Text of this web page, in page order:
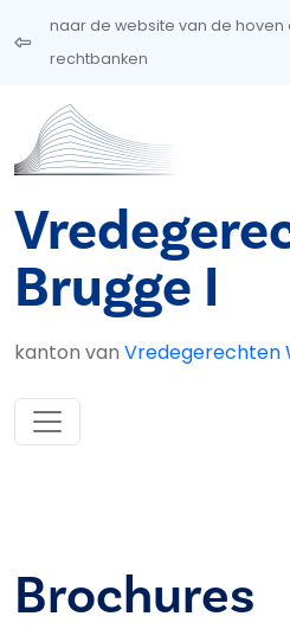
Overslaan en naar de inhoud
naar de website van de hoven
rechtbanken
Brugge I
kanton van Vredegerechten
Brochures